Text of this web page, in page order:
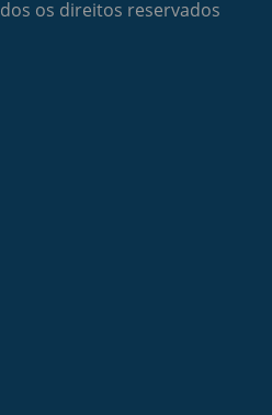
os direitos reservados